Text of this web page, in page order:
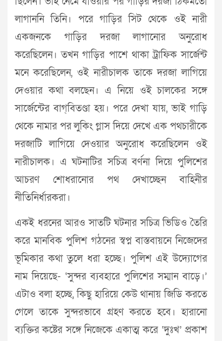
লাগাননি তিনি। পরে গাড়ির সিট থেকে ওই নারী
একজনকে গাড়ির দরজা লাগানোর অনুরোধ
করেছিলেন। তখন গাড়ির পাশে থাকা ট্রাফিক সার্জেন্ট
মনে করেছিলেন, ওই নারীচালক তাকে দরজা লাগিয়ে
দেওয়ার কথা বলছেন। এ নিয়ে ওই চালকের সঙ্গে
সার্জেন্টের বাগ্‌বিতণ্ডা হয়। পরে দেখা যায়, ভাই গাড়ি
থেকে নামার পর লুকিং গ্লাস দিয়ে দেখে এক পথচারীকে
দরজাটি লাগিয়ে দেওয়ার অনুরোধ করেছিলেন ওই
নারীচালক। এ ঘটনাটির সচিত্র বর্ণনা দিয়ে পুলিশের
আচরণ শোধরানোর পথ দেখাচ্ছেন বাহিনীর
নীতিনির্ধারকরা।
একই ধরনের আরও সাতটি ঘটনার সচিত্র ভিডিও তৈরি
করে মানবিক পুলিশ গঠনের স্বপ্ন বাস্তবায়নে নিজেদের
ভূমিকার কথা তুলে ধরা হচ্ছে। পুলিশ এই উদ্যোগের
নাম দিয়েছে- ‘সুন্দর ব্যবহারে পুলিশের সম্মান বাড়ে।’
এটাও বলা হচ্ছে, কিছু হারিয়ে কেউ থানায় জিডি করতে
গেলে তাকে সুন্দরভাবে গ্রহণ করতে হবে। হারানো
ব্যক্তির কষ্টের সঙ্গে নিজেকে একাত্ম করে ‘দুঃখ’ প্রকাশ